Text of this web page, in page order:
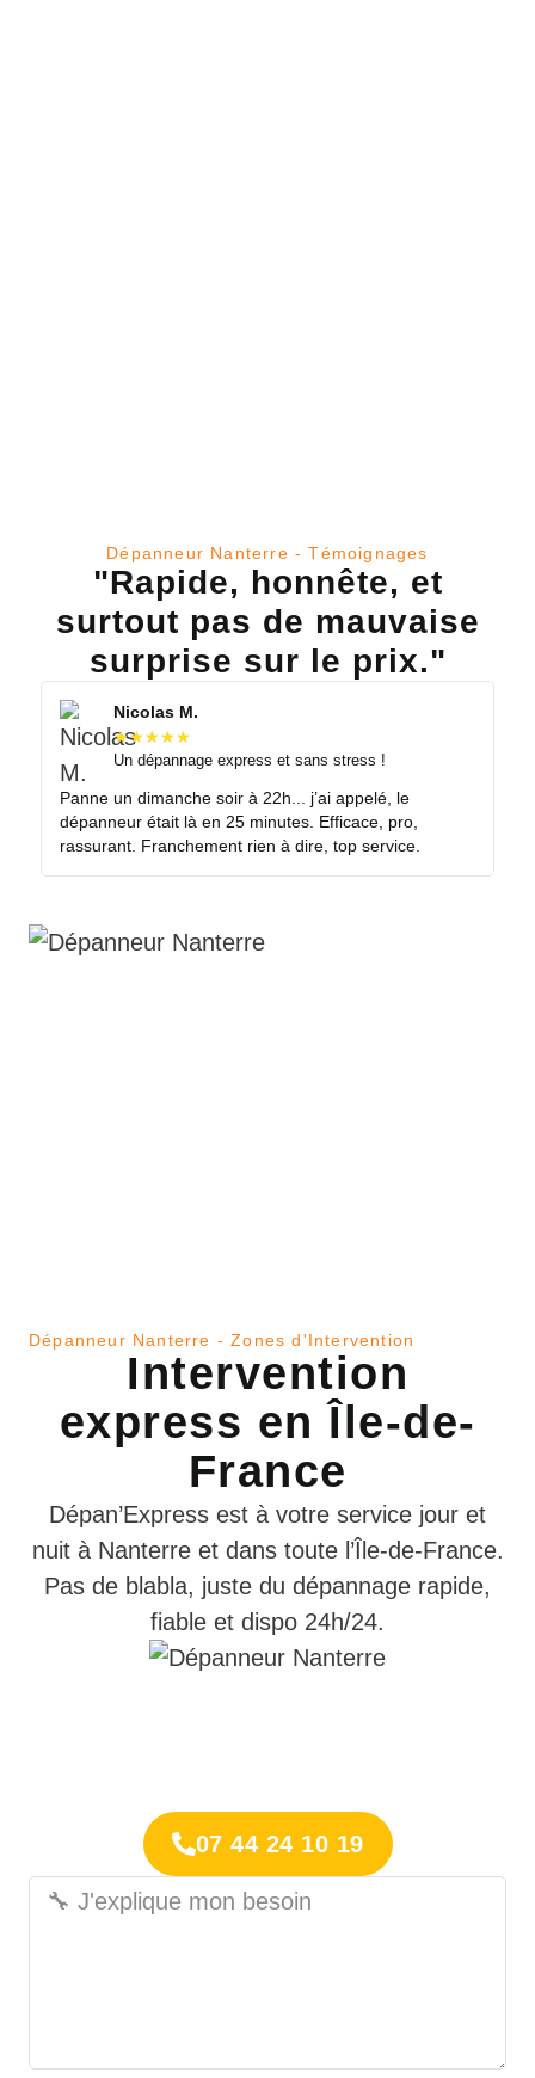
Dépanneur Nanterre - Témoignages
"Rapide, honnête, et
surtout pas de mauvaise
surprise sur le prix."
Nicolas M.
★★★★★
Un dépannage express et sans stress !
Panne un dimanche soir à 22h... j’ai appelé, le
dépanneur était là en 25 minutes. Efficace, pro,
rassurant. Franchement rien à dire, top service.
Dépanneur Nanterre - Zones d'Intervention
Intervention
express en Île-de-
France
Dépan’Express est à votre service jour et
nuit à Nanterre et dans toute l’Île-de-France.
Pas de blabla, juste du dépannage rapide,
fiable et dispo 24h/24.
07 44 24 10 19